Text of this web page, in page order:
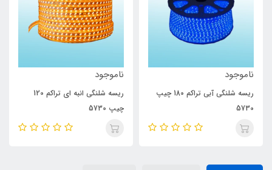
ناموجود
ریسه شلنگی آبی تراکم 180 چیپ
5730
ناموجود
ریسه شلنگی انبه ای تراکم 120
چیپ 5730